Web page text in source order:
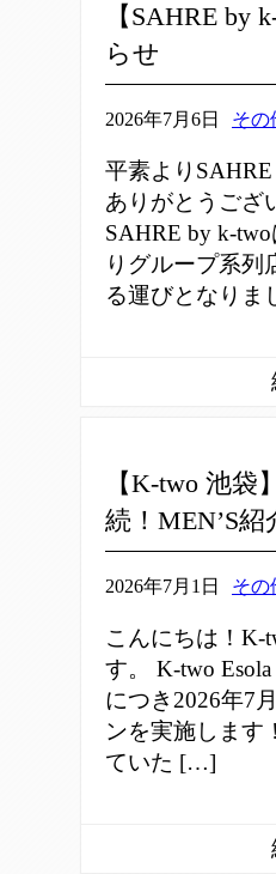
【SAHRE by
らせ
2026年7月6日 その
平素より
ありがとうござ
SAHRE by k-
りグループ系列
る運びとなり
【K-two 池
続！MEN’S
2026年7月1日 その
こんにちは！K-
す。 K-two
につき2026年7
ンを実施します
ていた […]